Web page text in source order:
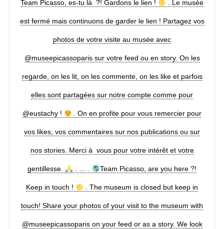
Team Picasso, es-tu là ?! Gardons le lien ! . Le musée
est fermé mais continuons de garder le lien ! Partagez vos
photos de votre visite au musée avec
@museepicassoparis sur votre feed ou en story. On les
regarde, on les lit, on les commente, on les like et parfois
elles sont partagées sur notre compte comme pour
@eustachy ! . On en profite pour vous remercier pour
vos likes, vos commentaires sur nos publications ou sur
nos stories. Merci à vous pour votre intérêt et votre
gentillesse. . … . Team Picasso, are you here ?!
Keep in touch ! . The museum is closed but keep in
touch! Share your photos of your visit to the museum with
@museepicassoparis on your feed or as a story. We look